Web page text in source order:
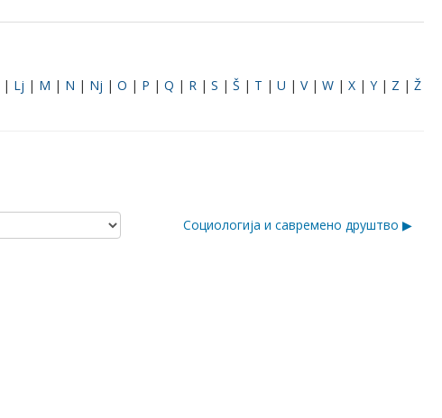
| Lj | M | N | Nj |O | P |Q | R |S |Š | T |U |V|W |X |Y| Z |Ž
Социологија и савремено друштво ▶︎